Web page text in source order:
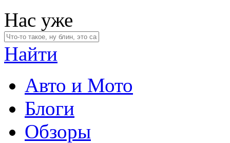
Нас уже
Найти
Авто и Мото
Блоги
Обзоры